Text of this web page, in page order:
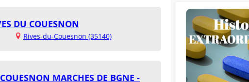
DU COUESNON
Rives-du-Couesnon (35140)
MARCHES DE BGNE -